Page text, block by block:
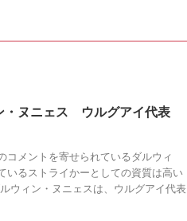
・ヌニェス ウルグアイ代表
コメントを寄せられているダルウィ
いるストライかーとしての資質は高い
ウィン・ヌニェスは、ウルグアイ代表